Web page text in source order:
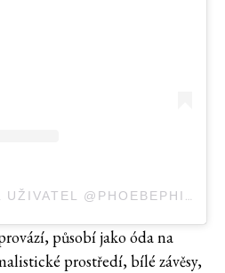
PŘÍSPĚVEK SDÍLEL UŽIVATEL @PHOEBEPHILO
působí jako óda na
prostředí, bílé závěsy,